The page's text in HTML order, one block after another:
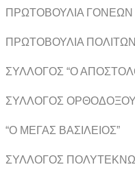
ΠΡΩΤΟΒΟΥΛΙΑ
ΠΡΩΤΟΒΟΥΛΙΑ
ΣΥΛΛΟΓΟΣ “Ο
ΣΥΛΛΟΓΟΣ
“Ο ΜΕΓΑΣ ΒΑΣΙΛΕΙΟΣ”
ΣΥΛΛΟΓΟΣ